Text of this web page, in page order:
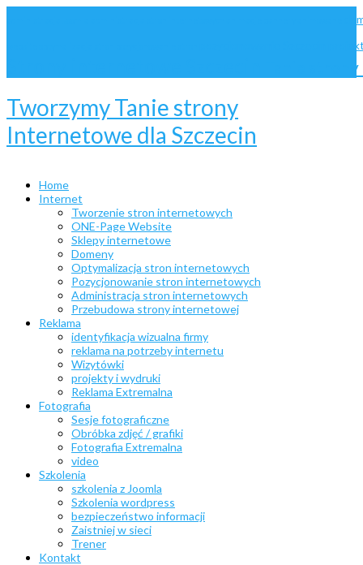
Tanie
Tworzymy Tanie strony
Internetowe dla Szczecin
Home
Internet
Tworzenie stron internetowych
ONE-Page Website
Sklepy internetowe
Domeny
Optymalizacja stron internetowych
Pozycjonowanie stron internetowych
Administracja stron internetowych
Przebudowa strony internetowej
Reklama
identyfikacja wizualna firmy
reklama na potrzeby internetu
Wizytówki
projekty i wydruki
Reklama Extremalna
Fotografia
Sesje fotograficzne
Obróbka zdjęć / grafiki
Fotografia Extremalna
video
Szkolenia
szkolenia z Joomla
Szkolenia wordpress
bezpieczeństwo informacji
Zaistniej w sieci
Trener
Kontakt